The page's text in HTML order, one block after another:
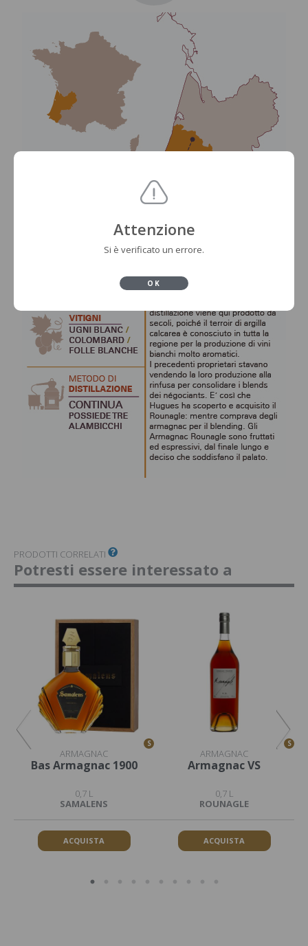
PRODOTTI CORRELATI
Potresti essere interessato a
S
ARMAGNAC
Bas Armagnac 1900
0,7 L
SAMALENS
ACQUISTA
S
ARMAGNAC
Armagnac VS
0,7 L
ROUNAGLE
ACQUISTA
Attenzione
Si è verificato un errore.
OK